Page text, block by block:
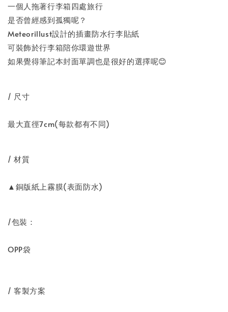
一個人拖著行李箱四處旅行
是否曾經感到孤獨呢？
Meteorillust設計的插畫防水行李貼紙
可裝飾於行李箱陪你環遊世界
如果覺得筆記本封面單調也是很好的選擇呢😊
/ 尺寸
最大直徑7cm(每款都有不同)
/ 材質
▲銅版紙上霧膜(表面防水)
/包裝：
OPP袋
/ 客製方案